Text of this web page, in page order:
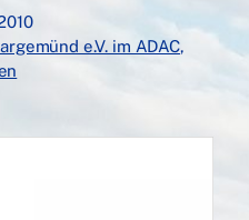
e.V. im ADAC,